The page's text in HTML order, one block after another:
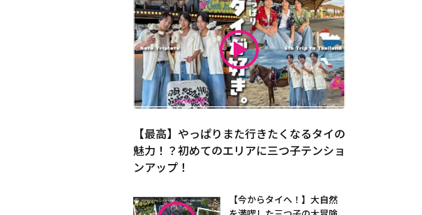
【最高】やっぱりまた行きたくなるタイの
魅力！？初めてのエリアに三つ子テンショ
ンアップ！
【今からタイへ！】大自然